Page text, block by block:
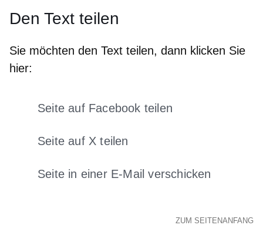
Den Text teilen
Sie möchten den Text teilen, dann klicken Sie
hier:
Seite auf Facebook teilen
Öffnet sich in einem neuen
Seite auf X teilen
Öffnet sich in einem neuen Fenster
Seite in einer E-Mail verschicken
Öffnet sich in einem neuen
ZUM SEITENANFANG